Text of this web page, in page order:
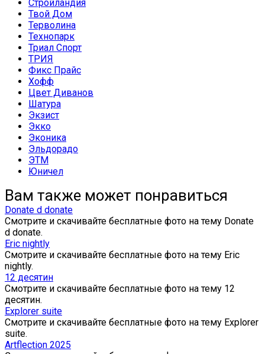
Стройландия
Твой Дом
Терволина
Технопарк
Триал Спорт
ТРИЯ
Фикс Прайс
Хофф
Цвет Диванов
Шатура
Экзист
Экко
Эконика
Эльдорадо
ЭТМ
Юничел
Вам также может понравиться
Donate d donate
Смотрите и скачивайте бесплатные фото на тему Donate
d donate.
Eric nightly
Смотрите и скачивайте бесплатные фото на тему Eric
nightly.
12 десятин
Смотрите и скачивайте бесплатные фото на тему 12
десятин.
Explorer suite
Смотрите и скачивайте бесплатные фото на тему Explorer
suite.
Artflection 2025